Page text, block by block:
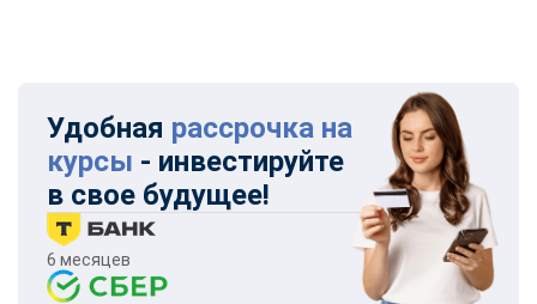
Удобная рассрочка на
курсы - инвестируйте
в свое будущее!
6 месяцев